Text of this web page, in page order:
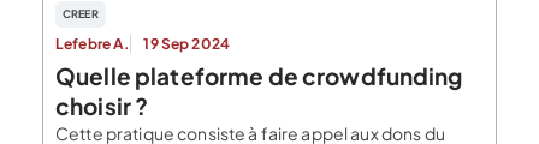
CREER
Lefebre A. 19 Sep 2024
Quelle plateforme de crowdfunding
choisir ?
Cette pratique consiste à faire appel aux dons du